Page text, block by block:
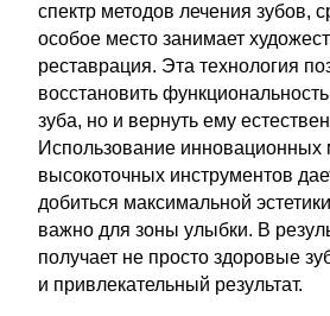
спектр методов лечения зубов,
особое место занимает
реставрация. Эта технология
восстановить
зуба, но и вернуть ему
Использование инновационных
высокоточных инструментов
добиться максимальной
важно для зоны улыбки. В
получает не просто здоровые
и привлекательный результат.